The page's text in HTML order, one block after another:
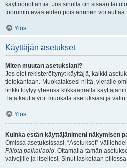
käyttöönottamia. Jos sinulla on sisään tai
foorumin evästeiden poistaminen voi auttaa.
Ylös
Käyttäjän asetukset
Miten muutan asetuksiani?
Jos olet rekisteröitynyt käyttäjä, kaikki
tietokantaan. Muokataksesi niitä, vieraile
linkki löytyy yleensä klikkaamalla
Tätä kautta voit muokata asetuksiasi ja
Ylös
Kuinka estän käyttäjänimeni näkymisen
Omissa asetuksissasi, “Asetukset”-
Piilota paikallaolo. Ottamalla tämän
valvojille ja itsellesi. Sinut lasketaan